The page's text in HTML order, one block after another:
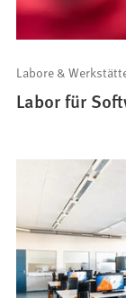
Labore &
Labor für